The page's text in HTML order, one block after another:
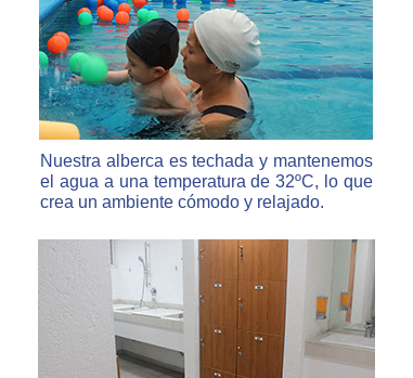
Nuestra alberca es techada y mantenemos
el agua a una temperatura de 32ºC, lo que
crea un ambiente cómodo y relajado.